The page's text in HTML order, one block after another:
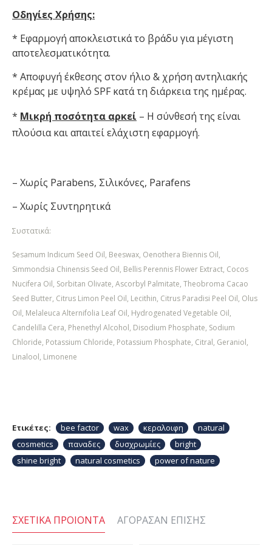
Οδηγίες Χρήσης:
* Εφαρμογή αποκλειστικά το βράδυ για μέγιστη
αποτελεσματικότητα.
* Αποφυγή έκθεσης στον ήλιο & χρήση αντηλιακής
κρέμας με υψηλό SPF κατά τη διάρκεια της ημέρας.
* Μικρή ποσότητα αρκεί – Η σύνθεσή της είναι
πλούσια και απαιτεί ελάχιστη εφαρμογή.
– Χωρίς Parabens, Σιλικόνες, Parafens
– Χωρίς Συντηρητικά
Συστατικά:
Sesamum Indicum Seed Oil, Beeswax, Oenothera Biennis Oil,
Simmondsia Chinensis Seed Oil, Bellis Perennis Flower Extract, Cocos
Nucifera Oil, Sorbitan Olivate, Ascorbyl Palmitate, Theobroma Cacao
Seed Butter, Citrus Limon Peel Oil, Lecithin, Citrus Paradisi Peel Oil, Olus
Oil, Melaleuca Alternifolia Leaf Oil, Hydrogenated Vegetable Oil,
Candelilla Cera, Phenethyl Alcohol, Disodium Phosphate, Sodium
Chloride, Potassium Chloride, Potassium Phosphate, Citral, Geraniol,
Linalool, Limonene
Ετικέτες: bee factor wax κεραλοιφη
natural
cosmetics
παναδες δυσχρωμίες
bright
shine bright
natural cosmetics power of nature
ΣΧΕΤΙΚΆ ΠΡΟΙΌΝΤΑ ΑΓΌΡΑΣΑΝ ΕΠΊΣΗΣ